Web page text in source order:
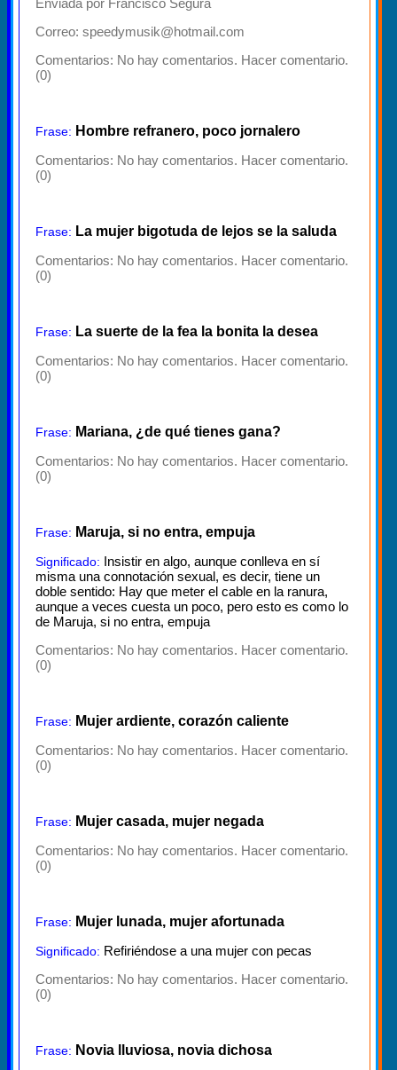
Correo: speedymusik@hotmail.com
Comentarios: No hay comentarios. Hacer comentario.
(0)
Frase: Hombre refranero, poco jornalero
Comentarios: No hay comentarios. Hacer comentario.
(0)
Frase: La mujer bigotuda de lejos se la saluda
Comentarios: No hay comentarios. Hacer comentario.
(0)
Frase: La suerte de la fea la bonita la desea
Comentarios: No hay comentarios. Hacer comentario.
(0)
Frase: Mariana, ¿de qué tienes gana?
Comentarios: No hay comentarios. Hacer comentario.
(0)
Frase: Maruja, si no entra, empuja
Significado: Insistir en algo, aunque conlleva en sí
misma una connotación sexual, es decir, tiene un
doble sentido: Hay que meter el cable en la ranura,
aunque a veces cuesta un poco, pero esto es como lo
de Maruja, si no entra, empuja
Comentarios: No hay comentarios. Hacer comentario.
(0)
Frase: Mujer ardiente, corazón caliente
Comentarios: No hay comentarios. Hacer comentario.
(0)
Frase: Mujer casada, mujer negada
Comentarios: No hay comentarios. Hacer comentario.
(0)
Frase: Mujer lunada, mujer afortunada
Significado: Refiriéndose a una mujer con pecas
Comentarios: No hay comentarios. Hacer comentario.
(0)
Frase: Novia lluviosa, novia dichosa